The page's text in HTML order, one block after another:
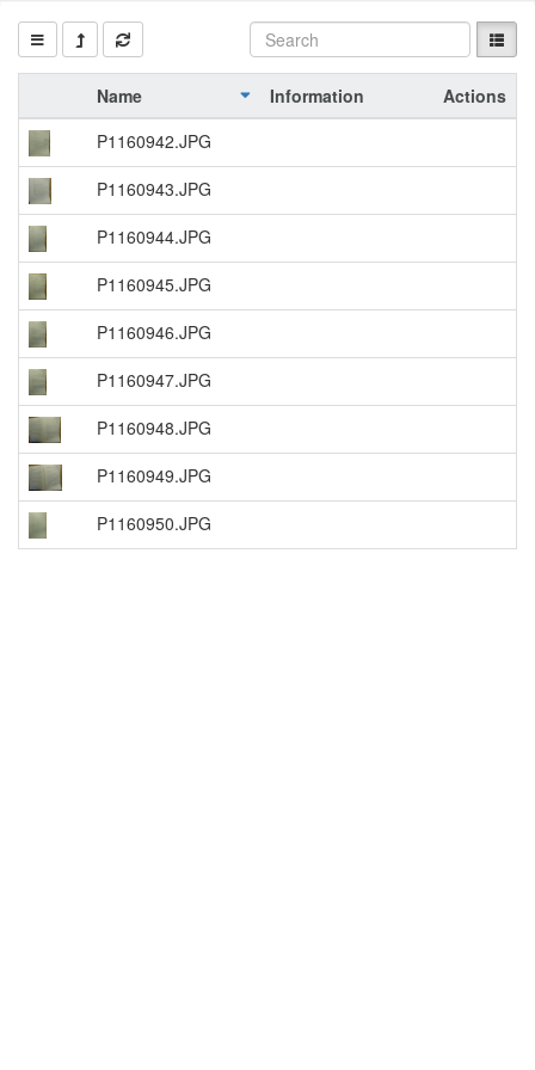
Name Information
Actions
P1160942.JPG
P1160943.JPG
P1160944.JPG
P1160945.JPG
P1160946.JPG
P1160947.JPG
P1160948.JPG
P1160949.JPG
P1160950.JPG